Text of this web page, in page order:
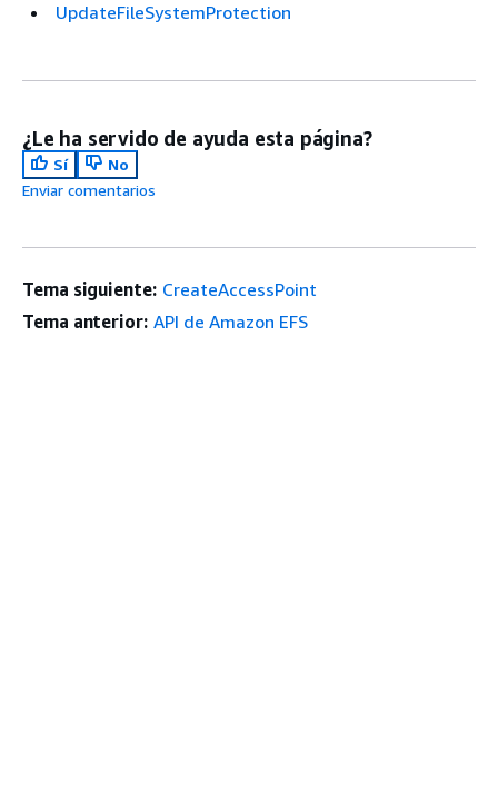
UpdateFileSystemProtection
¿Le ha servido de ayuda esta página?
Sí
No
Enviar comentarios
Tema siguiente: CreateAccessPoint
Tema anterior: API de Amazon EFS